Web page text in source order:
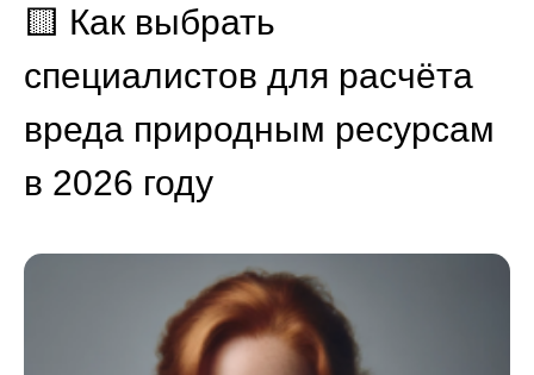
🟨 Как выбрать
специалистов для расчёта
вреда природным ресурсам
в 2026 году